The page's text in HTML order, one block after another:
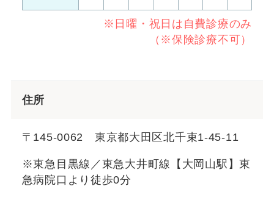
※日曜・祝日は自費診療のみ
（※保険診療不可）
住所
〒145-0062 東京都大田区北千束1-45-11
※東急目黒線／東急大井町線【大岡山駅】東
急病院口より徒歩0分